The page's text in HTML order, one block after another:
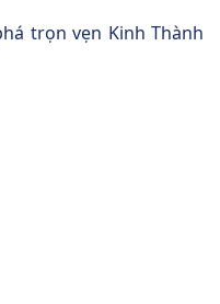
trọn vẹn Kinh Thành